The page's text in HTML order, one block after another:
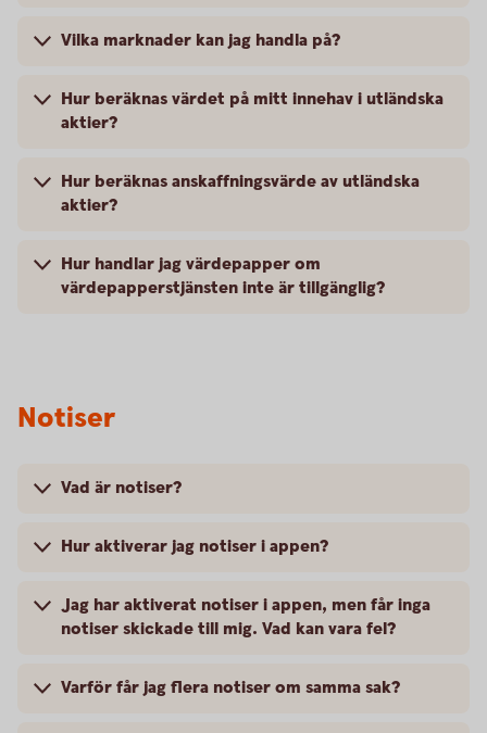
Vilka marknader kan jag handla på?
Hur beräknas värdet på mitt innehav i utländska
aktier?
Hur beräknas anskaffningsvärde av utländska
aktier?
Hur handlar jag värdepapper om
värdepapperstjänsten inte är tillgänglig?
Notiser
Vad är notiser?
Hur aktiverar jag notiser i appen?
Jag har aktiverat notiser i appen, men får inga
notiser skickade till mig. Vad kan vara fel?
Varför får jag flera notiser om samma sak?